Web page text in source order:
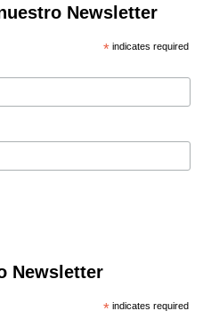
Newsletter
* indicates required
Newsletter
* indicates required